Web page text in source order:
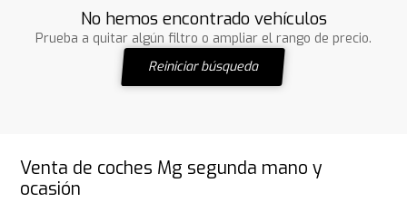
No hemos encontrado vehículos
Prueba a quitar algún filtro o ampliar el rango de precio.
Reiniciar búsqueda
Venta de coches Mg segunda mano y
ocasión